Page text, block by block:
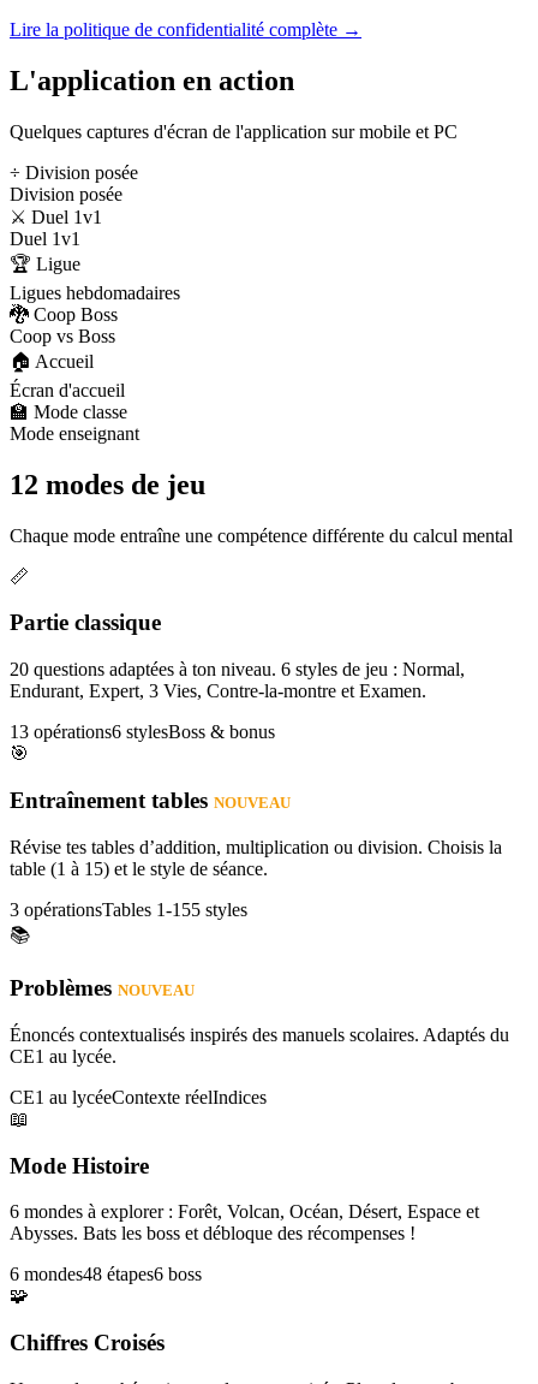
Lire la politique de confidentialité complète →
L'application en action
Quelques captures d'écran de l'application sur mobile et PC
÷ Division posée
Division posée
⚔️ Duel 1v1
Duel 1v1
🏆 Ligue
Ligues hebdomadaires
🐉 Coop Boss
Coop vs Boss
🏠 Accueil
Écran d'accueil
🏫 Mode classe
Mode enseignant
12 modes de jeu
Chaque mode entraîne une compétence différente du calcul mental
📏
Partie classique
20 questions adaptées à ton niveau. 6 styles de jeu : Normal,
Endurant, Expert, 3 Vies, Contre-la-montre et Examen.
13 opérations6 stylesBoss & bonus
🎯
Entraînement tables NOUVEAU
Révise tes tables d’addition, multiplication ou division. Choisis la
table (1 à 15) et le style de séance.
3 opérationsTables 1-155 styles
📚
Problèmes NOUVEAU
Énoncés contextualisés inspirés des manuels scolaires. Adaptés du
CE1 au lycée.
CE1 au lycéeContexte réelIndices
📖
Mode Histoire
6 mondes à explorer : Forêt, Volcan, Océan, Désert, Espace et
Abysses. Bats les boss et débloque des récompenses !
6 mondes48 étapes6 boss
🧩
Chiffres Croisés